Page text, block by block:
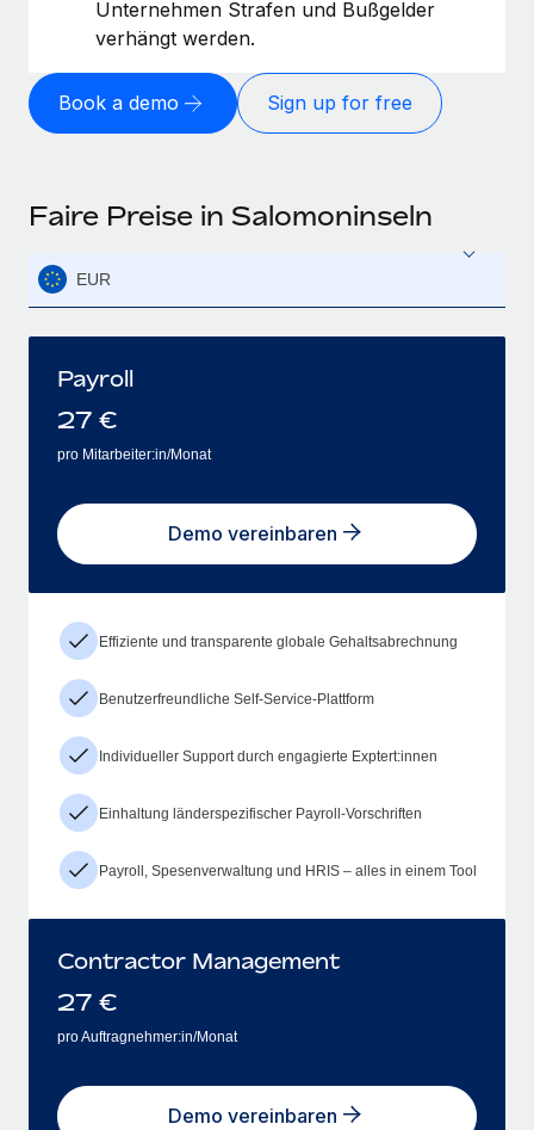
Unternehmen Strafen und Bußgelder
verhängt werden.
Book a demo Sign up for free
Faire Preise in Salomoninseln
EUR
Payroll
27 €
pro Mitarbeiter:in/Monat
Demo vereinbaren
Effiziente und transparente globale Gehaltsabrechnung
Benutzerfreundliche Self-Service-Plattform
Individueller Support durch engagierte Exptert:innen
Einhaltung länderspezifischer Payroll-Vorschriften
Payroll, Spesenverwaltung und HRIS – alles in einem Tool
Contractor Management
27 €
pro Auftragnehmer:in/Monat
Demo vereinbaren